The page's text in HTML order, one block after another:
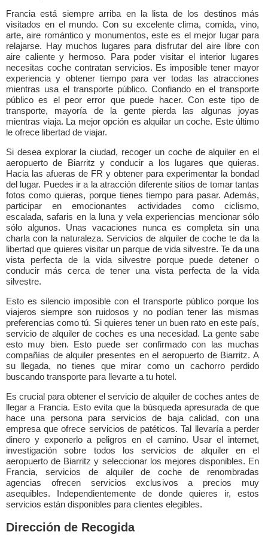
Francia está siempre arriba en la lista de los destinos más
visitados en el mundo. Con su excelente clima, comida, vino,
arte, aire romántico y monumentos, este es el mejor lugar para
relajarse. Hay muchos lugares para disfrutar del aire libre con
aire caliente y hermoso. Para poder visitar el interior lugares
necesitas coche contratan servicios. Es imposible tener mayor
experiencia y obtener tiempo para ver todas las atracciones
mientras usa el transporte público. Confiando en el transporte
público es el peor error que puede hacer. Con este tipo de
transporte, mayoría de la gente pierda las algunas joyas
mientras viaja. La mejor opción es alquilar un coche. Este último
le ofrece libertad de viajar.
Si desea explorar la ciudad, recoger un coche de alquiler en el
aeropuerto de Biarritz y conducir a los lugares que quieras.
Hacia las afueras de FR y obtener para experimentar la bondad
del lugar. Puedes ir a la atracción diferente sitios de tomar tantas
fotos como quieras, porque tienes tiempo para pasar. Además,
participar en emocionantes actividades como ciclismo,
escalada, safaris en la luna y vela experiencias mencionar sólo
sólo algunos. Unas vacaciones nunca es completa sin una
charla con la naturaleza. Servicios de alquiler de coche te da la
libertad que quieres visitar un parque de vida silvestre. Te da una
vista perfecta de la vida silvestre porque puede detener o
conducir más cerca de tener una vista perfecta de la vida
silvestre.
Esto es silencio imposible con el transporte público porque los
viajeros siempre son ruidosos y no podían tener las mismas
preferencias como tú. Si quieres tener un buen rato en este país,
servicio de alquiler de coches es una necesidad. La gente sabe
esto muy bien. Esto puede ser confirmado con las muchas
compañías de alquiler presentes en el aeropuerto de Biarritz. A
su llegada, no tienes que mirar como un cachorro perdido
buscando transporte para llevarte a tu hotel.
Es crucial para obtener el servicio de alquiler de coches antes de
llegar a Francia. Esto evita que la búsqueda apresurada de que
hace una persona para servicios de baja calidad, con una
empresa que ofrece servicios de patéticos. Tal llevaría a perder
dinero y exponerlo a peligros en el camino. Usar el internet,
investigación sobre todos los servicios de alquiler en el
aeropuerto de Biarritz y seleccionar los mejores disponibles. En
Francia, servicios de alquiler de coche de renombradas
agencias ofrecen servicios exclusivos a precios muy
asequibles. Independientemente de donde quieres ir, estos
servicios están disponibles para clientes elegibles.
Dirección de Recogida